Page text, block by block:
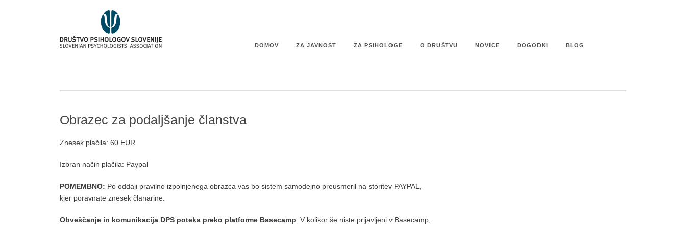
DOMOV ZA JAVNOST ZA PSIHOLOGE O DRUŠTVU NOVICE DOGODKI BLOG
Obrazec za podaljšanje članstva
Znesek plačila: 60 EUR
Izbran način plačila: Paypal
POMEMBNO: Po oddaji pravilno izpolnjenega obrazca vas bo sistem samodejno preusmeril na storitev PAYPAL,
kjer poravnate znesek članarine.
Obveščanje in komunikacija DPS poteka preko platforme Basecamp . V kolikor še niste prijavljeni v Basecamp,